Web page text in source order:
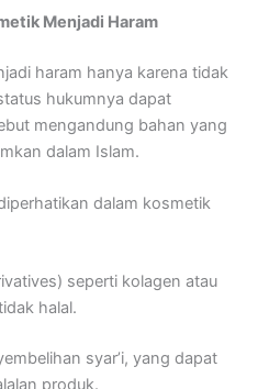
Menjadi Haram
haram hanya karena tidak
hukumnya dapat
mengandung bahan yang
dalam Islam.
dalam kosmetik
seperti kolagen atau
halal.
syar’i, yang dapat
produk.